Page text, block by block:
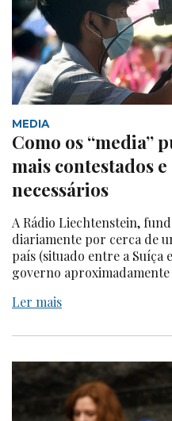
MEDIA
Como os “media”
mais contestados e
necessários
A Rádio Liechtenstein,
diariamente por cerca de
país (situado entre a Suíça
governo aproximadamente
Ler mais